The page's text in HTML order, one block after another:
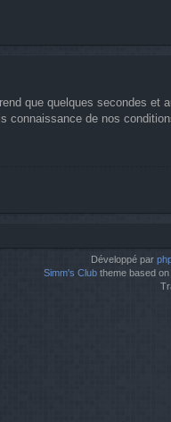
que quelques secondes
connaissance de nos
Développé par
Simm's Club theme based